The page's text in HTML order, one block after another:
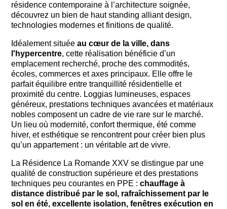
résidence contemporaine à l’architecture soignée,
découvrez un bien de haut standing alliant design,
technologies modernes et finitions de qualité.
Idéalement situéeau cœur de la ville, dans
l'hypercentre, cette réalisation bénéficie d’un
emplacement recherché, proche des commodités,
écoles, commerces et axes principaux. Elle offre le
parfait équilibre entre tranquillité résidentielle et
proximité du centre. Loggias lumineuses, espaces
généreux, prestations techniques avancées et matériaux
nobles composent un cadre de vie rare sur le marché.
Un lieu où modernité, confort thermique, été comme
hiver, et esthétique se rencontrent pour créer bien plus
qu’un appartement : un véritable art de vivre.
La Résidence La Romande XXV se distingue par une
qualité de construction supérieure et des prestations
techniques peu courantes en PPE :chauffage à
distance distribué par le sol, rafraîchissement par le
sol en été, excellente isolation, fenêtres exécution en